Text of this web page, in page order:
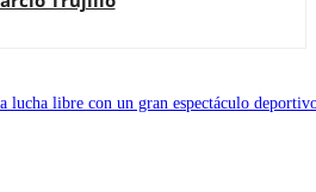
libre con un gran espectáculo